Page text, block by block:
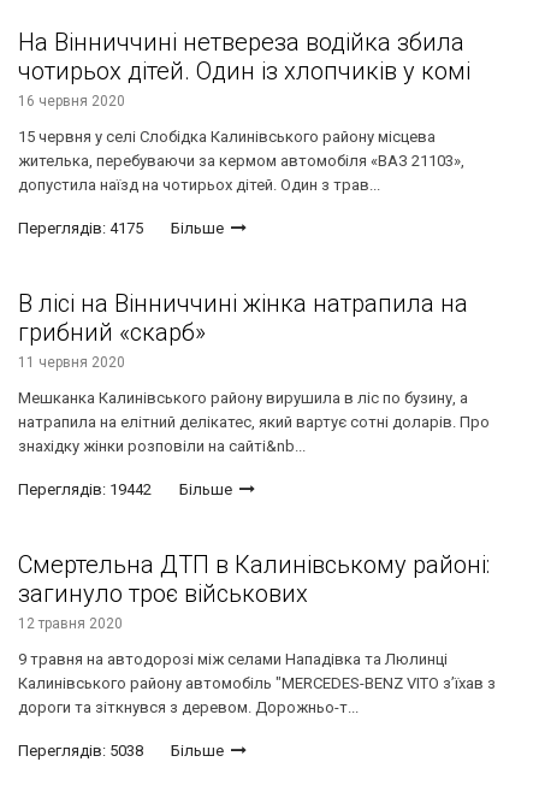
На Вінниччині нетвереза водійка збила
чотирьох дітей. Один із хлопчиків у комі
16 червня 2020
15 червня у селі Слобідка Калинівського району місцева
жителька, перебуваючи за кермом автомобіля «ВАЗ 21103»,
допустила наїзд на чотирьох дітей. Один з трав...
Переглядів: 4175 Більше
В лісі на Вінниччині жінка натрапила на
грибний «скарб»
11 червня 2020
Мешканка Калинівського району вирушила в ліс по бузину, а
натрапила на елітний делікатес, який вартує сотні доларів. Про
знахідку жінки розповіли на сайті&nb...
Переглядів: 19442 Більше
Смертельна ДТП в Калинівському районі:
загинуло троє військових
12 травня 2020
9 травня на автодорозі між селами Нападівка та Люлинці
Калинівського району автомобіль "MERCEDES-BENZ VITO з’їхав з
дороги та зіткнувся з деревом. Дорожньо-т...
Переглядів: 5038 Більше